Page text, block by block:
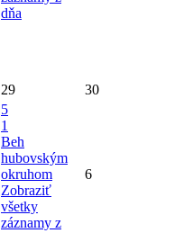
dňa
29 30
5
1
Beh
hubovským
okruhom
Zobraziť
všetky
záznamy z
6